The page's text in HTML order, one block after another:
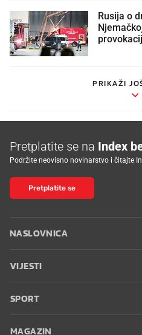
Rusija o
PRIKAŽI
Pretplatite se na Index
Podržite neovisno novinarstvo i čitajte
Pretplatite se
NASLOVNICA
VIJESTI
SPORT
MAGAZIN